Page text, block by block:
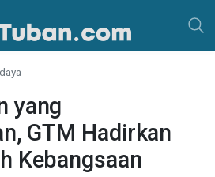
yang
GTM Hadirkan
Kebangsaan